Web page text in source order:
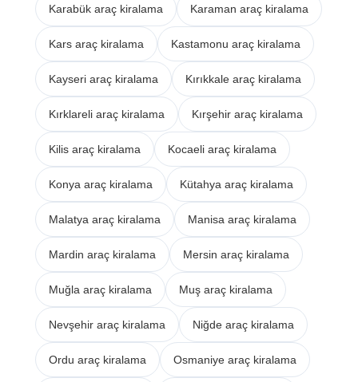
Karabük araç kiralama Karaman araç kiralama
Kars araç kiralama Kastamonu araç kiralama
Kayseri araç kiralama Kırıkkale araç kiralama
Kırklareli araç kiralama Kırşehir araç kiralama
Kilis araç kiralama Kocaeli araç kiralama
Konya araç kiralama Kütahya araç kiralama
Malatya araç kiralama Manisa araç kiralama
Mardin araç kiralama Mersin araç kiralama
Muğla araç kiralama Muş araç kiralama
Nevşehir araç kiralama Niğde araç kiralama
Ordu araç kiralama Osmaniye araç kiralama